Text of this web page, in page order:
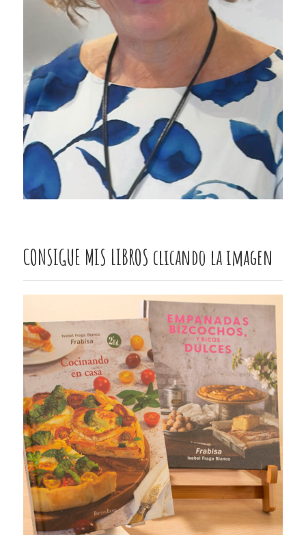
CONSIGUE MIS LIBROS clicando la imagen